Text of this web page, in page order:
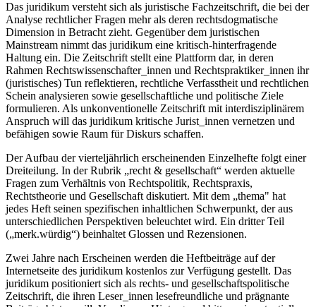
Das juridikum versteht sich als juristische Fachzeitschrift, die bei der
Analyse rechtlicher Fragen mehr als deren rechtsdogmatische
Dimension in Betracht zieht. Gegenüber dem juristischen
Mainstream nimmt das juridikum eine kritisch-hinterfragende
Haltung ein. Die Zeitschrift stellt eine Plattform dar, in deren
Rahmen Rechtswissenschafter_innen und Rechtspraktiker_innen ihr
(juristisches) Tun reflektieren, rechtliche Verfasstheit und rechtlichen
Schein analysieren sowie gesellschaftliche und politische Ziele
formulieren. Als unkonventionelle Zeitschrift mit interdisziplinärem
Anspruch will das juridikum kritische Jurist_innen vernetzen und
befähigen sowie Raum für Diskurs schaffen.
Der Aufbau der vierteljährlich erscheinenden Einzelhefte folgt einer
Dreiteilung. In der Rubrik „recht & gesellschaft“ werden aktuelle
Fragen zum Verhältnis von Rechtspolitik, Rechtspraxis,
Rechtstheorie und Gesellschaft diskutiert. Mit dem „thema" hat
jedes Heft seinen spezifischen inhaltlichen Schwerpunkt, der aus
unterschiedlichen Perspektiven beleuchtet wird. Ein dritter Teil
(„merk.würdig“) beinhaltet Glossen und Rezensionen.
Zwei Jahre nach Erscheinen werden die Heftbeiträge auf der
Internetseite des juridikum kostenlos zur Verfügung gestellt. Das
juridikum positioniert sich als rechts- und gesellschaftspolitische
Zeitschrift, die ihren Leser_innen lesefreundliche und prägnante